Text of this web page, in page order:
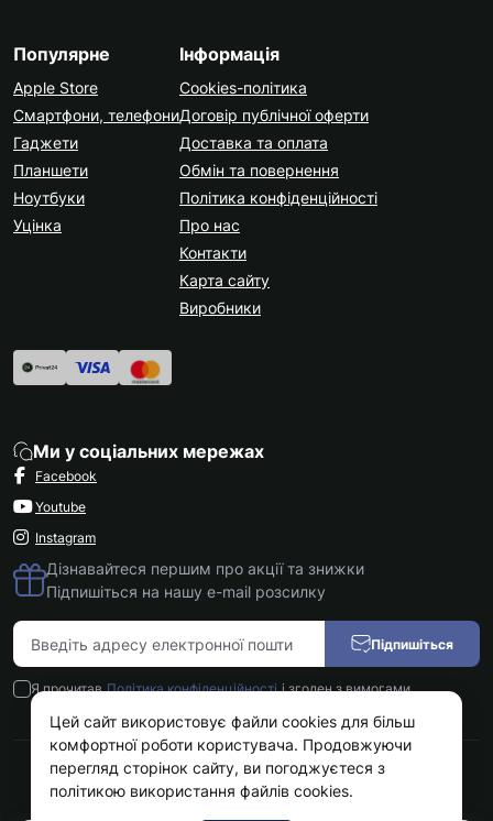
Популярне
Apple Store
Смартфони, телефони
Гаджети
Планшети
Ноутбуки
Уцінка
Інформація
Cookies-політика
Договір публічної оферти
Доставка та оплата
Обмін та повернення
Політика конфіденційності
Про нас
Контакти
Карта сайту
Виробники
Ми у соціальних мережах
Facebook
Youtube
Instagram
Дізнавайтеся першим про акції та знижки
Підпишіться на нашу e-mail розсилку
Підпишіться
Я прочитав Політика конфіденційності і згоден з вимогами
Kokos.com.ua © 2026
Цей сайт використовує файли cookies для більш
комфортної роботи користувача. Продовжуючи
перегляд сторінок сайту, ви погоджуєтеся з
політикою використання файлів cookies.